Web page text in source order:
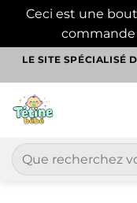
Ceci est une
commande
Passer
contenu
LE SITE SPÉCIALISÉ
Recherche
pour :